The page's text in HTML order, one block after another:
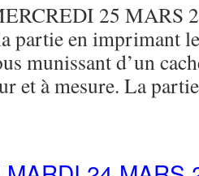
25 MARS
partie en imprimant
munissant d’un
et à mesure. La